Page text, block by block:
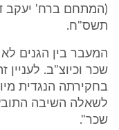
(המתחם ברח' יעקב
תשס"ח.
המעבר בין הגנים
שכר וכיוצ"ב.
לשאלה השיבה
שכר".